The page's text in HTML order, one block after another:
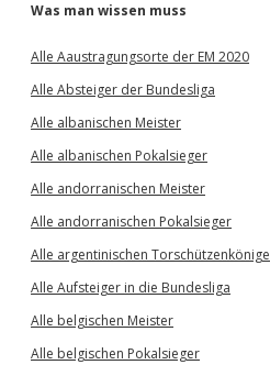
Was man wissen muss
Alle Aaustragungsorte der EM 2020
Alle Absteiger der Bundesliga
Alle albanischen Meister
Alle albanischen Pokalsieger
Alle andorranischen Meister
Alle andorranischen Pokalsieger
Alle argentinischen Torschützenkönige
Alle Aufsteiger in die Bundesliga
Alle belgischen Meister
Alle belgischen Pokalsieger